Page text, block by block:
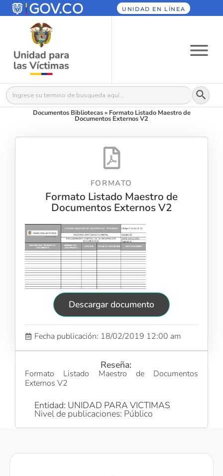
UNIDAD EN LÍNEA
Buscar: Botón
Documentos Bibliotecas» Formato Listado Maestro de
Documentos Externos V2
FORMATO
Formato Listado Maestro de
Documentos Externos V2
Descargar documento
Fecha publicación: 18/02/2019 12:00 am
Reseña:
Formato Listado Maestro de Documentos
Externos V2
Entidad: UNIDAD PARA VICTIMAS
Nivel de publicaciones: Público